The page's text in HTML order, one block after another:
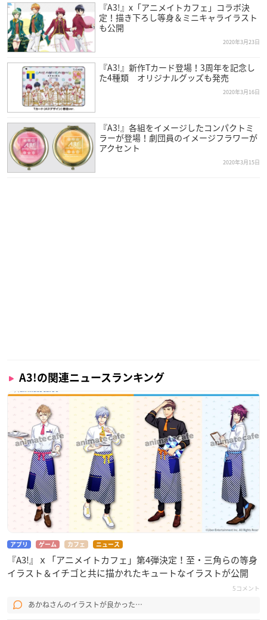
『A3!』x「アニメイトカフェ」コラボ決
定！描き下ろし等身＆ミニキャライラスト
も公開
2020年3月23日
『A3!』新作Tカード登場！3周年を記念し
た4種類 オリジナルグッズも発売
2020年3月16日
『A3!』各組をイメージしたコンパクトミ
ラーが登場！劇団員のイメージフラワーが
アクセント
2020年3月15日
A3!の関連ニュースランキング
アプリ ゲーム カフェ ニュース
『A3!』ｘ「アニメイトカフェ」第4弾決定！至・三角らの等身
イラスト＆イチゴと共に描かれたキュートなイラストが公開
5コメント
あかねさんのイラストが良かった…